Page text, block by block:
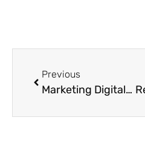
Previous
Marketing Digital: forte aliado competitivo